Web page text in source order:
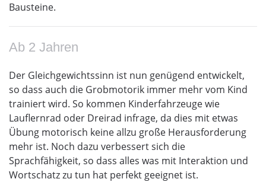
Bausteine.
Ab 2 Jahren
Der Gleichgewichtssinn ist nun genügend entwickelt,
so dass auch die Grobmotorik immer mehr vom Kind
trainiert wird. So kommen Kinderfahrzeuge wie
Lauflernrad oder Dreirad infrage, da dies mit etwas
Übung motorisch keine allzu große Herausforderung
mehr ist. Noch dazu verbessert sich die
Sprachfähigkeit, so dass alles was mit Interaktion und
Wortschatz zu tun hat perfekt geeignet ist.